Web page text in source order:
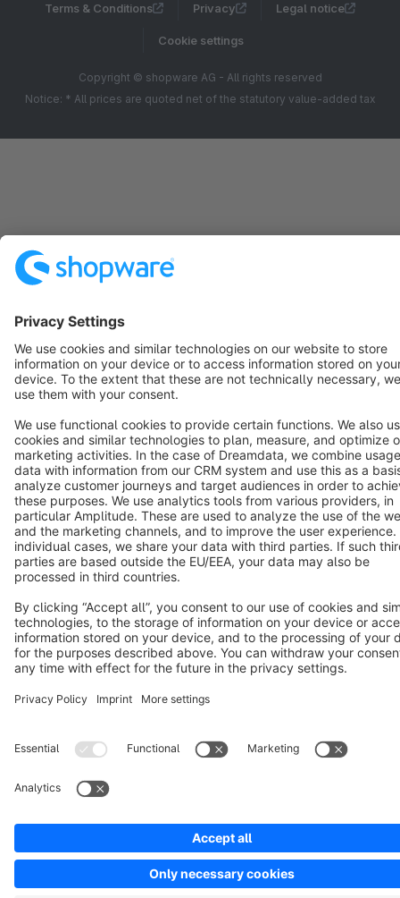
Terms & Conditions Privacy Legal notice
Cookie settings
Copyright © shopware AG - All rights reserved
Notice: * All prices are quoted net of the statutory value-added tax